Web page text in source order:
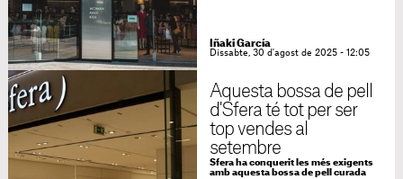
Iñaki García
Dissabte, 30 d'agost de 2025 - 12:05
Aquesta bossa de pell
d'Sfera té tot per ser
top vendes al
setembre
Sfera ha conquerit les més exigents
amb aquesta bossa de pell curada